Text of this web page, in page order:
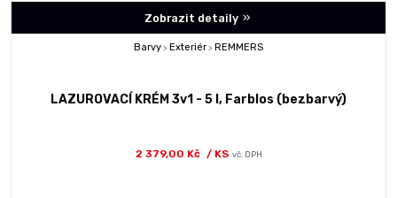
Zobrazit detaily
Barvy> Exteriér> REMMERS
LAZUROVACÍ KRÉM 3v1 - 5 l, Farblos (bezbarvý)
2 379,00 Kč / KS vč. DPH